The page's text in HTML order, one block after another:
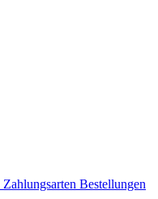
Zahlungsarten Bestellungen